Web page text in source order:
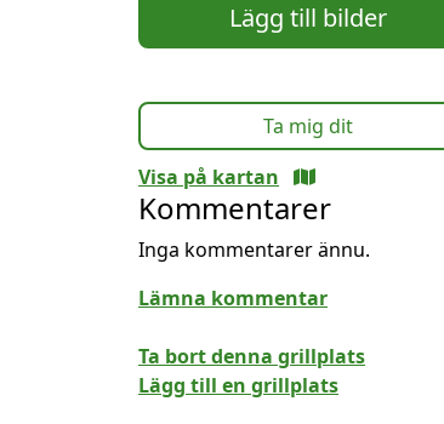
Lägg till bilder
Ta mig dit
Visa på kartan
Kommentarer
Inga kommentarer ännu.
Lämna kommentar
Ta bort denna grillplats
Lägg till en grillplats